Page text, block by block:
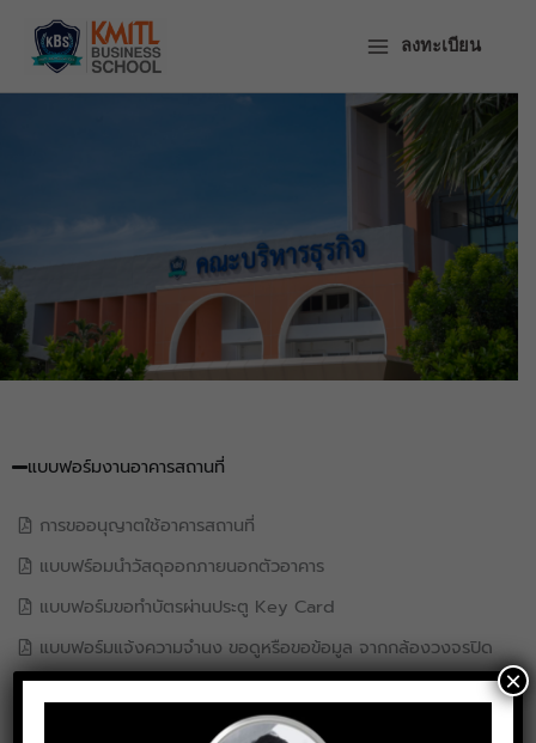
เนื้อหา
ลงทะเบียน
บุคลากร
แบบฟอร์มงานอาคารสถานที่
การขออนุญาตใช้อาคารสถานที่
แบบฟร์อมนำวัสดุออกภายนอกตัวอาคาร
แบบฟอร์มขอทำบัตรผ่านประตู Key Card
แบบฟอร์มแจ้งความจำนง ขอดูหรือขอข้อมูล จากกล้องวงจรปิด
ใบเบิกอุปกรณ์
×